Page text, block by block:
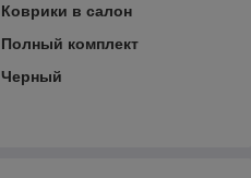
Коврики в салон
Полный комплект
Черный